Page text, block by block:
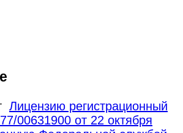
Лицензию регистрационный
00631900 от 22 октября